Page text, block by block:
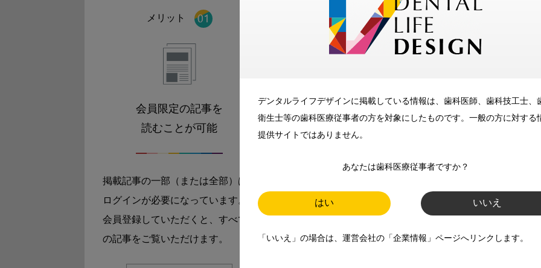
デンタルライフデザインに掲載している情報は、歯科医師、歯科技工士、
衛生士等の歯科医療従事者の方を対象にしたものです。一般の方に対する
提供サイトではありません。
あなたは歯科医療従事者ですか？
はい いいえ
「いいえ」の場合は、運営会社の「企業情報」ページへリンクします。
メリット
会員限定の記事を
読むことが可能
掲載記事の一部（または全部）は
ログインが必要になっています。
会員登録していただくと、すべて
の記事をご覧いただけます。
メリット
メールマガジンでお届け
師、歯科衛生士、歯科技工士）に
お届けします。